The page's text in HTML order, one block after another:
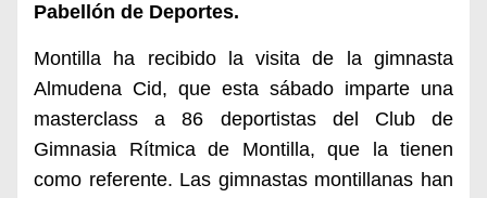
Pabellón de Deportes.
Montilla ha recibido la visita de la gimnasta
Almudena Cid, que esta sábado imparte una
masterclass a 86 deportistas del Club de
Gimnasia Rítmica de Montilla, que la tienen
como referente. Las gimnastas montillanas han